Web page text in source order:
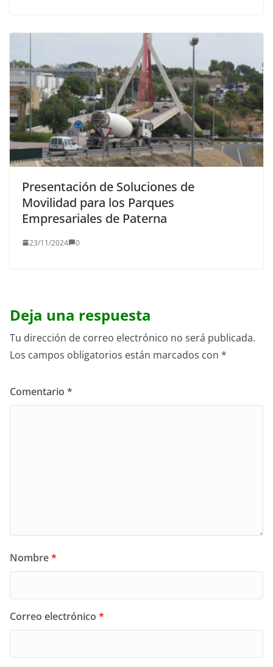
Presentación de Soluciones de
Movilidad para los Parques
Empresariales de Paterna
23/11/2024 0
Deja una respuesta
Tu dirección de correo electrónico no será publicada.
Los campos obligatorios están marcados con *
Comentario *
Nombre*
Correo electrónico *